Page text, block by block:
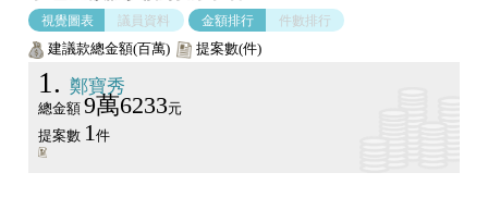
視覺圖表 議員資料 金額排行 件數排行
建議款總金額(百萬) 提案數(件)
1 鄭寶秀
總金額 9萬6233元
提案數 1件